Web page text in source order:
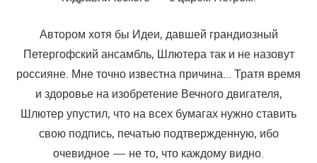
Автором хотя бы Идеи, давшей грандиозный
Петергофский ансамбль, Шлютера так и не назовут
россияне. Мне точно известна причина… Тратя время
и здоровье на изобретение Вечного двигателя,
Шлютер упустил, что на всех бумагах нужно ставить
свою подпись, печатью подтвержденную, ибо
очевидное — не то, что каждому видно.